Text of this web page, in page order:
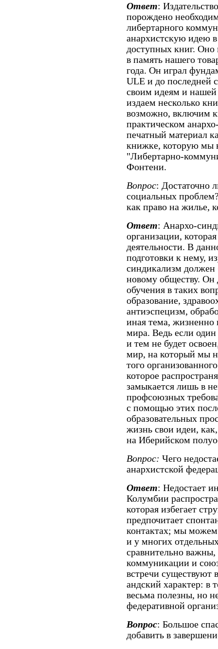
Ответ:
порождено
либертарного
анархистскую идею
доступных книг. Оно
в память нашего
года. Он играл
ULE и до последней
своим идеям и
издаем несколько
возможно, включим
практическом
печатный материал
книжке, которую мы
"Либертарно-
Фонтени.
Вопрос: Достаточно
социальных
как право на жилье,
Ответ: Анархо-
организации,
деятельности. В
подготовки к нему,
синдикализм должен
новому обществу. Он
обучения в таких
образование,
антиэспецизм,
иная тема, жизненно
мира. Ведь если
и тем не будет
мир, на который мы
того
которое
замыкается лишь в
профсоюзных
с помощью этих
образовательных
жизнь свои идеи,
на Иберийском
Вопрос: Чего
анархистской
Ответ: Недостает
Колумбии
которая избегает
предпочитает
контактах; мы можем
и у многих
сравнительно
коммуникации и
встречи существуют
андский характер: в
весьма полезны, но
федеративной
Вопрос: Большое
добавить в